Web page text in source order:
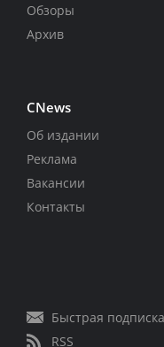
Обзоры
Архив
CNews
Об издании
Реклама
Вакансии
Контакты
Быстрая
RSS